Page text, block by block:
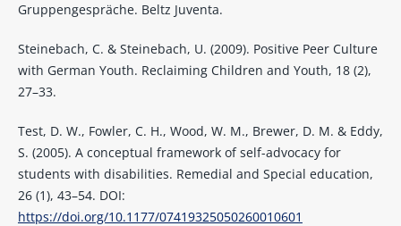
Gruppengespräche. Beltz Juventa.
Steinebach, C. & Steinebach, U. (2009). Positive Peer Culture
with German Youth. Reclaiming Children and Youth, 18 (2),
27–33.
Test, D. W., Fowler, C. H., Wood, W. M., Brewer, D. M. & Eddy,
S. (2005). A conceptual framework of self-advocacy for
students with disabilities. Remedial and Special education,
26 (1), 43–54. DOI:
https://doi.org/10.1177/07419325050260010601